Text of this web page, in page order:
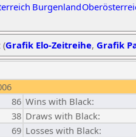
Burgenland
(Grafik Elo-Zeitreihe, Grafik
86 Wins with Black:
38 Draws with Black:
69 Losses with Black: